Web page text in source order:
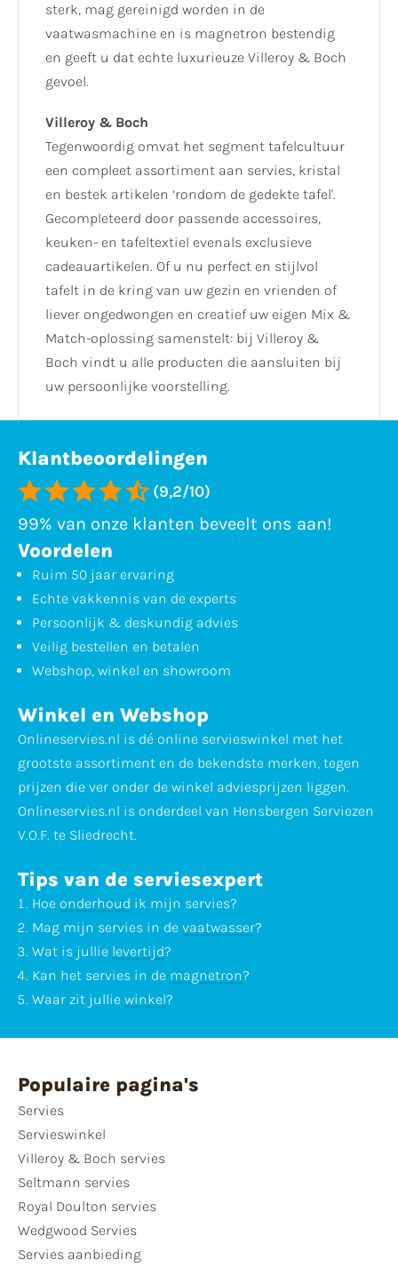
sterk, mag gereinigd worden in de
vaatwasmachine en is magnetron bestendig
en geeft u dat echte luxurieuze Villeroy & Boch
gevoel.
Villeroy & Boch
Tegenwoordig omvat het segment tafelcultuur
een compleet assortiment aan servies, kristal
en bestek artikelen ‘rondom de gedekte tafel'.
Gecompleteerd door passende accessoires,
keuken- en tafeltextiel evenals exclusieve
cadeauartikelen. Of u nu perfect en stijlvol
tafelt in de kring van uw gezin en vrienden of
liever ongedwongen en creatief uw eigen Mix &
Match-oplossing samenstelt: bij Villeroy &
Boch vindt u alle producten die aansluiten bij
uw persoonlijke voorstelling.
Klantbeoordelingen
(9,2/10)
99% van onze klanten beveelt ons aan!
Voordelen
Ruim 50 jaar ervaring
Echte vakkennis van de experts
Persoonlijk & deskundig advies
Veilig bestellen en betalen
Webshop, winkel en showroom
Winkel en Webshop
Onlineservies.nl is dé online servieswinkel met het
grootste assortiment en de bekendste merken, tegen
prijzen die ver onder de winkel adviesprijzen liggen.
Onlineservies.nl is onderdeel van Hensbergen Serviezen
V.O.F. te Sliedrecht.
Tips van de serviesexpert
Hoe onderhoud ik mijn servies?
Mag mijn servies in de vaatwasser?
Wat is jullie levertijd?
Kan het servies in de magnetron?
Waar zit jullie winkel?
Populaire pagina's
Servies
Servieswinkel
Villeroy & Boch servies
Seltmann servies
Royal Doulton servies
Wedgwood Servies
Servies aanbieding